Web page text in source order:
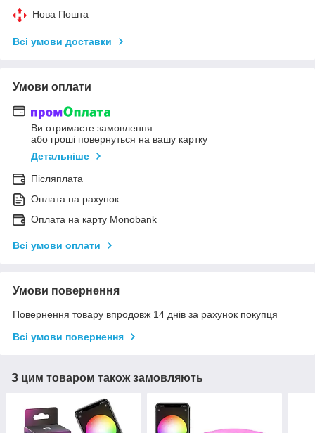
Нова Пошта
Всі умови доставки
Умови оплати
Ви отримаєте замовлення
або гроші повернуться на вашу картку
Детальніше
Післяплата
Оплата на рахунок
Оплата на карту Monobank
Всі умови оплати
Умови повернення
Повернення товару впродовж 14 днів за рахунок покупця
Всі умови повернення
З цим товаром також замовляють